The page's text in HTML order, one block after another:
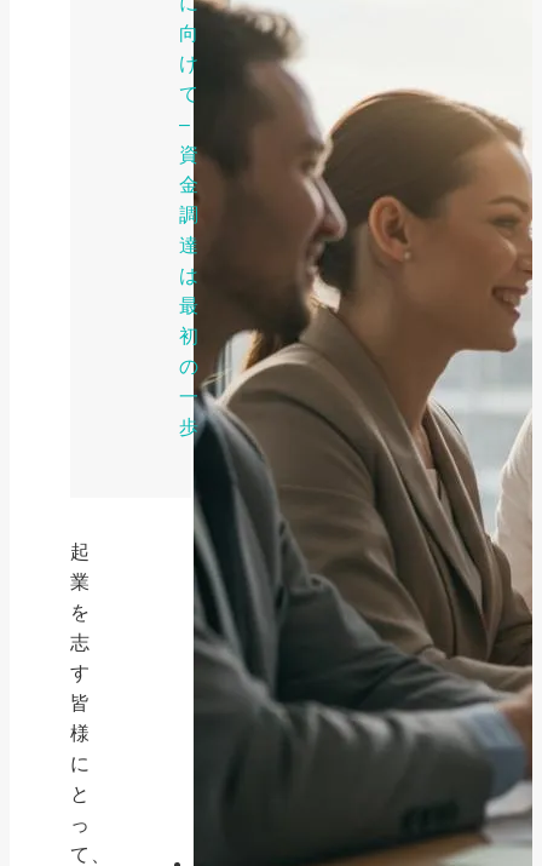
向
け
て
–
資
金
調
達
は
最
初
の
一
歩
起
業
を
志
す
皆
様
に
と
っ
て、